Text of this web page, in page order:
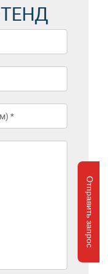
Отправить запрос